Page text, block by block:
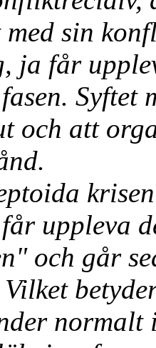
sin
ja får
Syftet
och att
uppleva
och går